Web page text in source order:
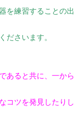
を練習することの出
ださいます。
あると共に、一から
コツを発見したりし